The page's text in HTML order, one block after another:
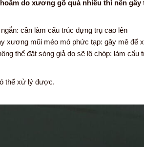
do xương gồ quá nhiều thì nên gây
cần làm cấu trúc dựng trụ cao lên
xương mũi méo mó phức tạp: gây mê để
thể đặt sóng giả do sẽ lộ chóp: làm cấu
thể xử lý được.